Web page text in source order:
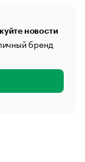
новости
бренд